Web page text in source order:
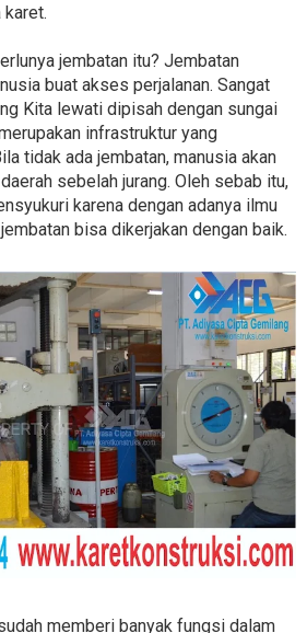
karet.
jembatan itu? Jembatan
buat akses perjalanan. Sangat
Kita lewati dipisah dengan sungai
infrastruktur yang
tidak ada jembatan, manusia akan
sebelah jurang. Oleh sebab itu,
karena dengan adanya ilmu
bisa dikerjakan dengan baik.
memberi banyak fungsi dalam